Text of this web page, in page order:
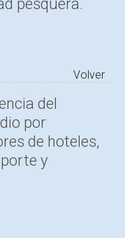
pesquera.
Volver
del
por
de hoteles,
y